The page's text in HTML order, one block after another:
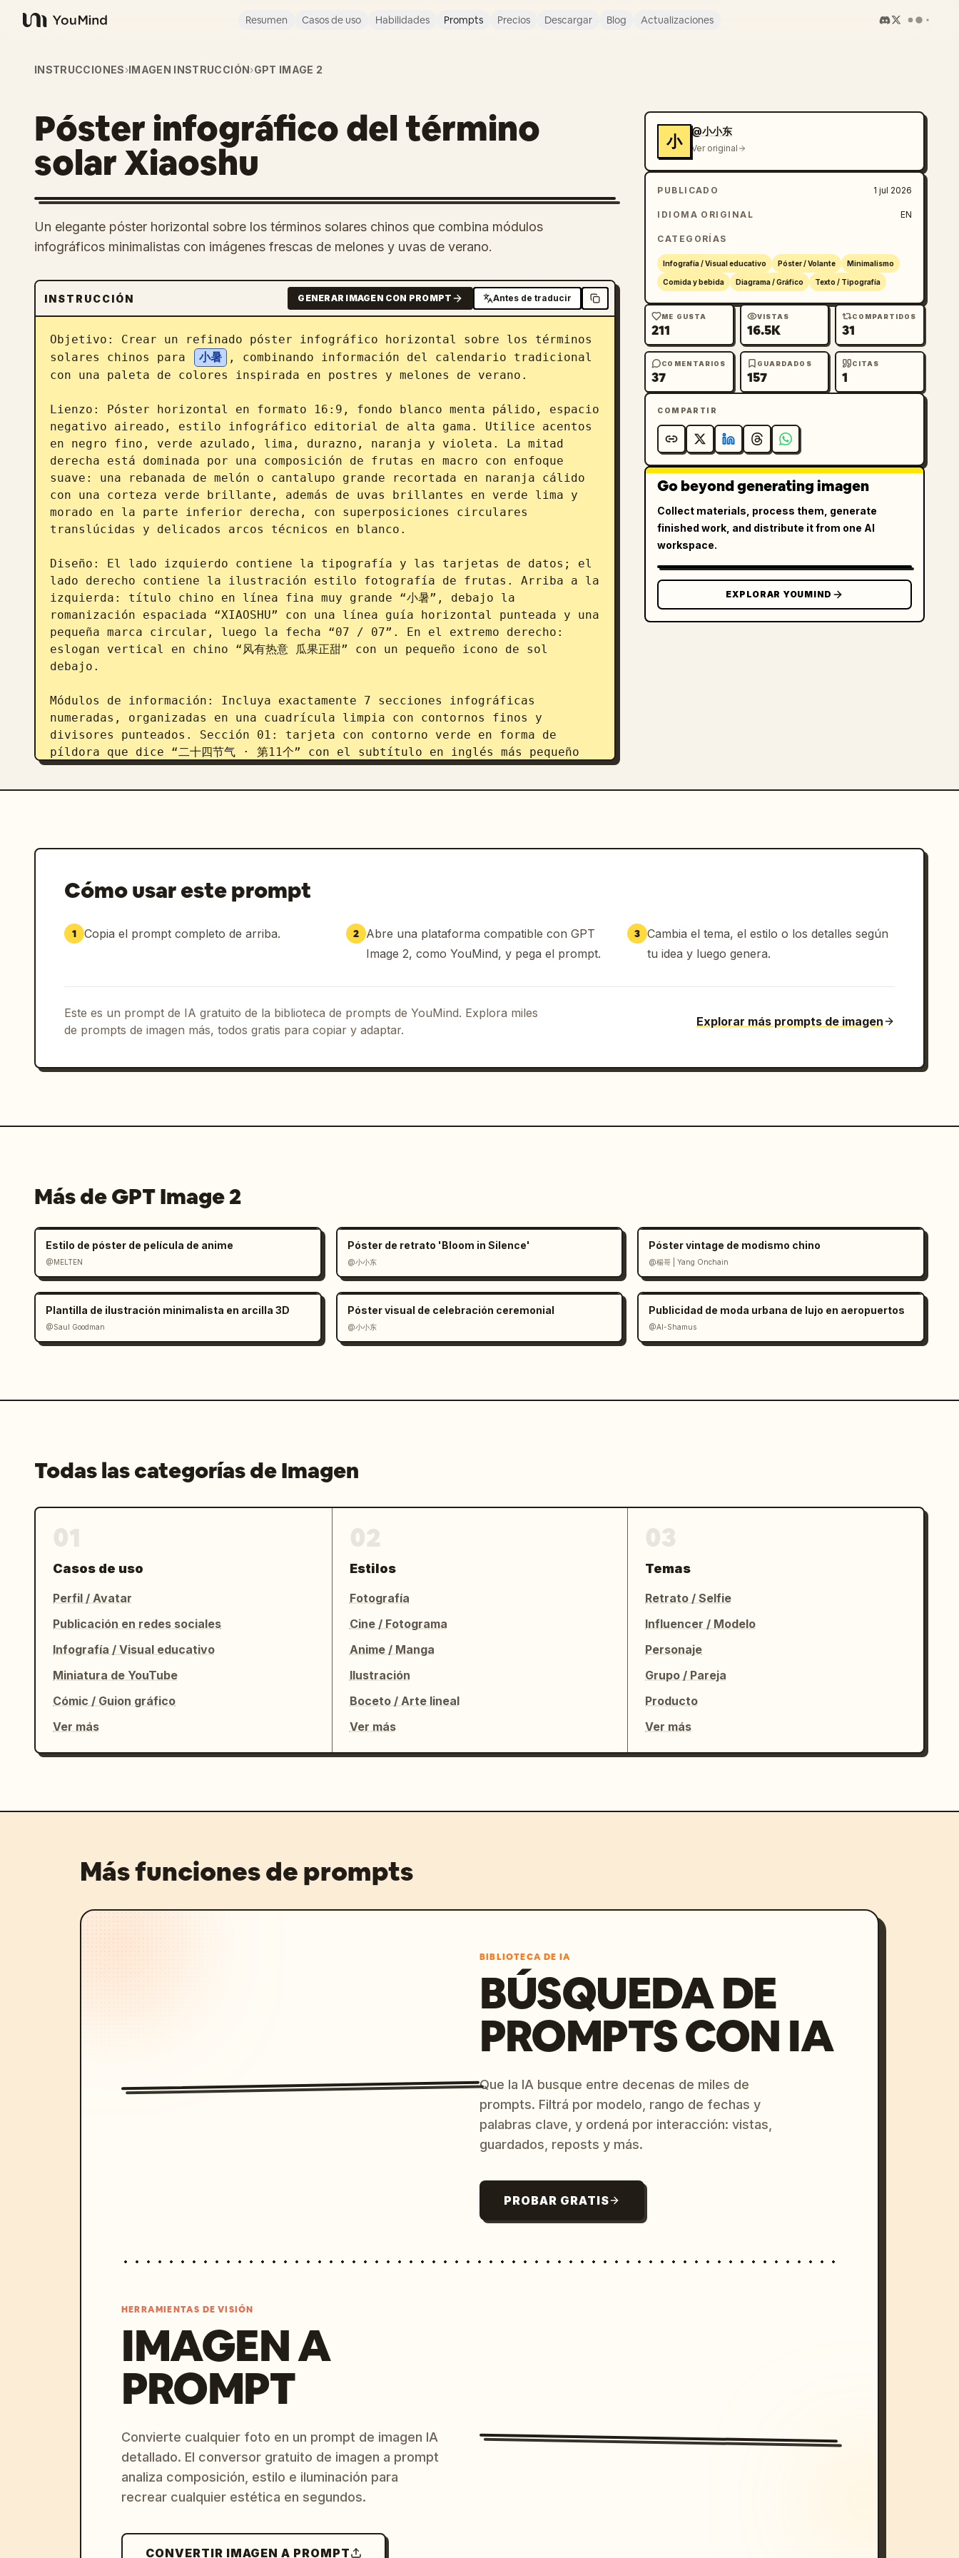
YouMind
Resumen Casos de uso Habilidades Prompts Precios Descargar Blog Actualizaciones
INSTRUCCIONES›IMAGEN INSTRUCCIÓN›GPT IMAGE 2
Póster infográfico del término
solar Xiaoshu
Un elegante póster horizontal sobre los términos solares chinos que combina módulos
infográficos minimalistas con imágenes frescas de melones y uvas de verano.
INSTRUCCIÓN GENERAR IMAGEN CON PROMPT Antes de traducir
Objetivo: Crear un refinado póster infográfico horizontal sobre los términos
solares chinos para
小暑
, combinando información del calendario tradicional
con una paleta de colores inspirada en postres y melones de verano.
Lienzo: Póster horizontal en formato 16:9, fondo blanco menta pálido, espacio
negativo aireado, estilo infográfico editorial de alta gama. Utilice acentos
en negro fino, verde azulado, lima, durazno, naranja y violeta. La mitad
derecha está dominada por una composición de frutas en macro con enfoque
suave: una rebanada de melón o cantalupo grande recortada en naranja cálido
con una corteza verde brillante, además de uvas brillantes en verde lima y
morado en la parte inferior derecha, con superposiciones circulares
translúcidas y delicados arcos técnicos en blanco.
Diseño: El lado izquierdo contiene la tipografía y las tarjetas de datos; el
lado derecho contiene la ilustración estilo fotografía de frutas. Arriba a la
izquierda: título chino en línea fina muy grande “小暑”, debajo la
romanización espaciada “XIAOSHU” con una línea guía horizontal punteada y una
pequeña marca circular, luego la fecha “07 / 07”. En el extremo derecho:
eslogan vertical en chino “风有热意 瓜果正甜” con un pequeño icono de sol
debajo.
Módulos de información: Incluya exactamente 7 secciones infográficas
numeradas, organizadas en una cuadrícula limpia con contornos finos y
divisores punteados. Sección 01: tarjeta con contorno verde en forma de
píldora que dice “二十四节气 · 第11个” con el subtítulo en inglés más pequeño
“THE 11TH OF 24 SOLAR TERMS”. Sección 02: bloque de texto que dice “夏季的第5个
节气” con el subtítulo en inglés “THE 5TH SOLAR TERM OF SUMMER”. Sección 03:
“葡萄” con icono de uva y “绿豆汤” con icono de tazón. Sección 05: tarjeta con
acento de arco verde titulada “生活建议” con exactamente 3 mini iconos: “宜清淡
饮食” con icono de hoja, “及时补水” con icono de gota de agua y “午后防晒” con
icono de sol. Sección 06: área de texto simple titulada “节气印象” que
contiene la cita “盛夏序章，万物繁茂” y un pequeño icono de brote. Sección 07:
pequeño icono de campo/cultivo.
Pie de página: Etiqueta pequeña en la parte inferior izquierda “XIAOSHU”
Estilo visual: Diseño de cuadrícula suiza minimalista mezclado con estética
luminosa. La inspiración principal del color proviene de
pero mantenga los elementos infográficos planos y precisos.
Restricciones: Utilice exactamente las 7 secciones numeradas y las cantidades
de elementos enumeradas anteriormente. Mantenga la composición despejada, con
un generoso espacio en blanco a la izquierda y un recorte de fruta macro de
ensueño a la derecha. Sin logotipos adicionales, sin marcas de agua, sin
小
@小小东
Ver original
PUBLICADO 1 jul 2026
IDIOMA ORIGINAL EN
CATEGORÍAS
Infografía / Visual educativo Póster / Volante Minimalismo
Comida y bebida Diagrama / Gráfico Texto / Tipografía
ME GUSTA
211
VISTAS
16.5K
COMPARTIDOS
31
COMENTARIOS
37
GUARDADOS
157
CITAS
1
COMPARTIR
Go beyond generating imagen
Collect materials, process them, generate
finished work, and distribute it from one AI
workspace.
EXPLORAR YOUMIND
Cómo usar este prompt
1 Copia el prompt completo de arriba. 2 Abre una plataforma compatible con GPT
Image 2, como YouMind, y pega el prompt.
3 Cambia el tema, el estilo o los detalles según
tu idea y luego genera.
Este es un prompt de IA gratuito de la biblioteca de prompts de YouMind. Explora miles
de prompts de imagen más, todos gratis para copiar y adaptar.
Explorar más prompts de imagen
Más de GPT Image 2
Estilo de póster de película de anime
@MELTEN
Póster de retrato 'Bloom in Silence'
@小小东
Póster vintage de modismo chino
@楊哥 | Yang Onchain
Plantilla de ilustración minimalista en arcilla 3D
@Saul Goodman
Póster visual de celebración ceremonial
@小小东
Publicidad de moda urbana de lujo en aeropuertos
@Al-Shamus
Todas las categorías de Imagen
Casos de uso
Perfil / Avatar
Publicación en redes sociales
Infografía / Visual educativo
Miniatura de YouTube
Cómic / Guion gráfico
Ver más
Estilos
Fotografía
Cine / Fotograma
Anime / Manga
Ilustración
Boceto / Arte lineal
Ver más
Temas
Retrato / Selfie
Influencer / Modelo
Personaje
Grupo / Pareja
Producto
Ver más
Más funciones de prompts
BIBLIOTECA DE IA
BÚSQUEDA DE
PROMPTS CON IA
Que la IA busque entre decenas de miles de
prompts. Filtrá por modelo, rango de fechas y
palabras clave, y ordená por interacción: vistas,
guardados, reposts y más.
PROBAR GRATIS
HERRAMIENTAS DE VISIÓN
IMAGEN A
PROMPT
Convierte cualquier foto en un prompt de imagen IA
detallado. El conversor gratuito de imagen a prompt
analiza composición, estilo e iluminación para
recrear cualquier estética en segundos.
CONVERTIR IMAGEN A PROMPT